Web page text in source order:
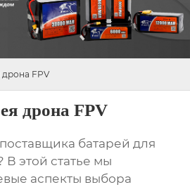
дрона FPV
дрона FPV
батарей для
В этой статье мы
аспекты выбора